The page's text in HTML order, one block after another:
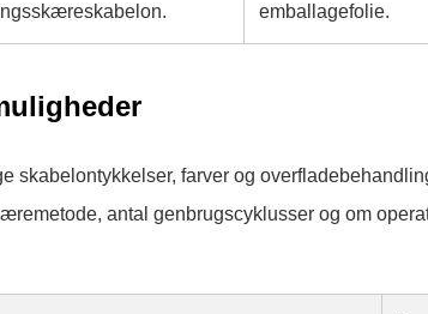
emballagefolie.
skabelontykkelser, farver og
antal genbrugscyklusser og om